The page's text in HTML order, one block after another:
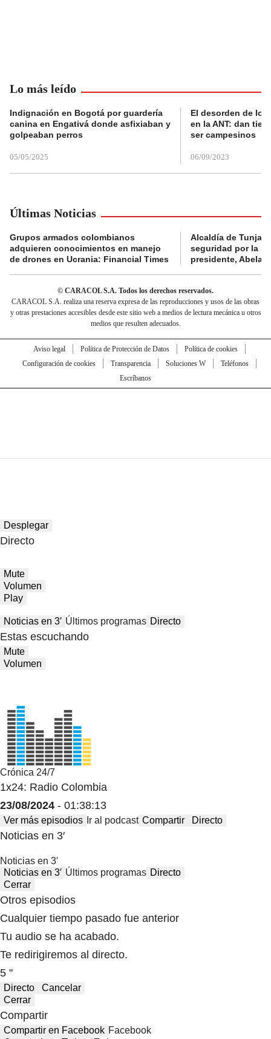
Lo más leído
Indignación en Bogotá por guardería
canina en Engativá donde asfixiaban y
golpeaban perros
05/05/2025
El desorden de
en la ANT: dan
ser campesinos
06/09/2023
Últimas Noticias
Grupos armados colombianos
adquieren conocimientos en manejo
de drones en Ucrania: Financial Times
Alcaldía de Tunja
seguridad por la
presidente,
© CARACOL S.A. Todos los derechos reservados.
CARACOL S.A. realiza una reserva expresa de las reproducciones y usos de las obras
y otras prestaciones accesibles desde este sitio web a medios de lectura mecánica u otros
medios que resulten adecuados.
Aviso legal Política de Protección de Datos
Política de cookies
Configuración de cookies
Transparencia Soluciones W
Teléfonos
Escríbanos
Desplegar
Directo
Mute
Volumen
Play
Noticias en 3′ Últimos programas Directo
Estas escuchando
Mute
Volumen
Crónica 24/7
1x24: Radio Colombia
23/08/2024 - 01:38:13
Ver más episodios Ir al podcast Compartir Directo
Noticias en 3′
Noticias en 3′
Noticias en 3′ Últimos programas Directo
Cerrar
Otros episodios
Cualquier tiempo pasado fue anterior
Tu audio se ha acabado.
Te redirigiremos al directo.
5 "
Directo
Cancelar
Cerrar
Compartir
Compartir en Facebook Facebook